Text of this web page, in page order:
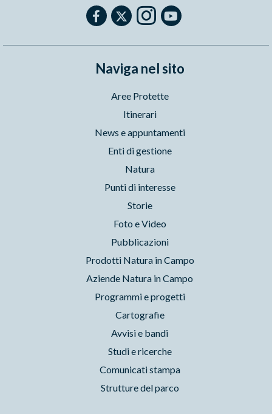
Naviga nel sito
Aree Protette
Itinerari
News e appuntamenti
Enti di gestione
Natura
Punti di interesse
Storie
Foto e Video
Pubblicazioni
Prodotti Natura in Campo
Aziende Natura in Campo
Programmi e progetti
Cartografie
Avvisi e bandi
Studi e ricerche
Comunicati stampa
Strutture del parco